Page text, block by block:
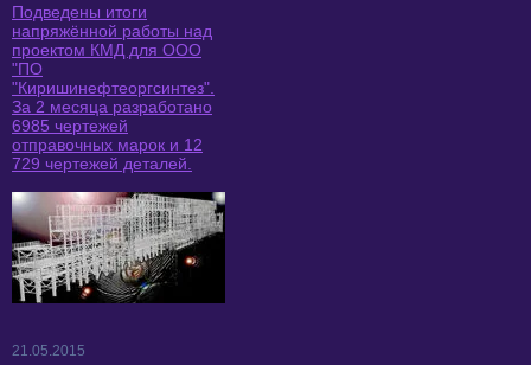
Подведены итоги
напряжённой работы над
проектом КМД для ООО
"ПО
"Киришинефтеоргсинтез".
За 2 месяца разработано
6985 чертежей
отправочных марок и 12
729 чертежей деталей.
21.05.2015